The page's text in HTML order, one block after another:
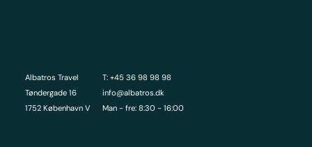
Albatros Travel
Tøndergade 16
1752 København V
T: +45 36 98 98 98
info@albatros.dk
Man - fre: 8:30 - 16:00